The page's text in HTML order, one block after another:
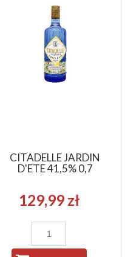
CITADELLE JARDIN
D'ETE 41,5% 0,7
129,99 zł